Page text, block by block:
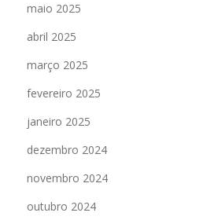
maio 2025
abril 2025
março 2025
fevereiro 2025
janeiro 2025
dezembro 2024
novembro 2024
outubro 2024